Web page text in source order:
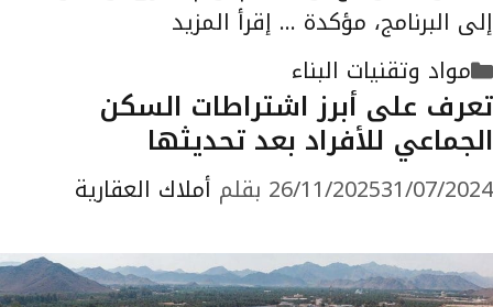
إلى البرنامج، مؤكدة … إقرأ المزيد
التصنيفات
مواد وتقنيات البناء
تعرف على أبرز اشتراطات السكن
الجماعي للأفراد بعد تحديثها
26/11/202531/07/2024 بقلم أملاك العقارية